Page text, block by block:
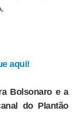
aqui!
Bolsonaro e a
do Plantão